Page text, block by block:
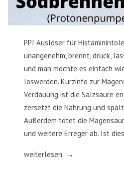
PPI Auslöser für
unangenehm, brennt, drück,
und man möchte es einfach
loswerden. Kurzinfo zur
Verdauung ist die Salzsäure
zersetzt die Nahrung und
Außerdem tötet die
und weitere Erreger ab. Ist
„Sodbrennen
weiterlesen